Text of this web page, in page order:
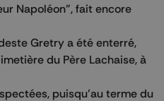
Napoléon", fait encore
Gretry a été enterré,
du Père Lachaise, à
puisqu’au terme du